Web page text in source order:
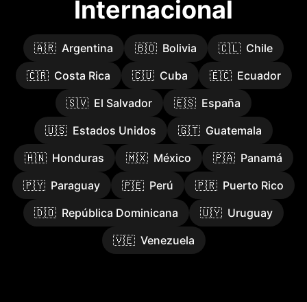
Internacional
🇦🇷 Argentina 🇧🇴 Bolivia 🇨🇱 Chile
🇨🇷 Costa Rica 🇨🇺 Cuba 🇪🇨 Ecuador
🇸🇻 El Salvador 🇪🇸 España
🇺🇸 Estados Unidos 🇬🇹 Guatemala
🇭🇳 Honduras 🇲🇽 México 🇵🇦 Panamá
🇵🇾 Paraguay 🇵🇪 Perú 🇵🇷 Puerto Rico
🇩🇴 República Dominicana 🇺🇾 Uruguay
🇻🇪 Venezuela